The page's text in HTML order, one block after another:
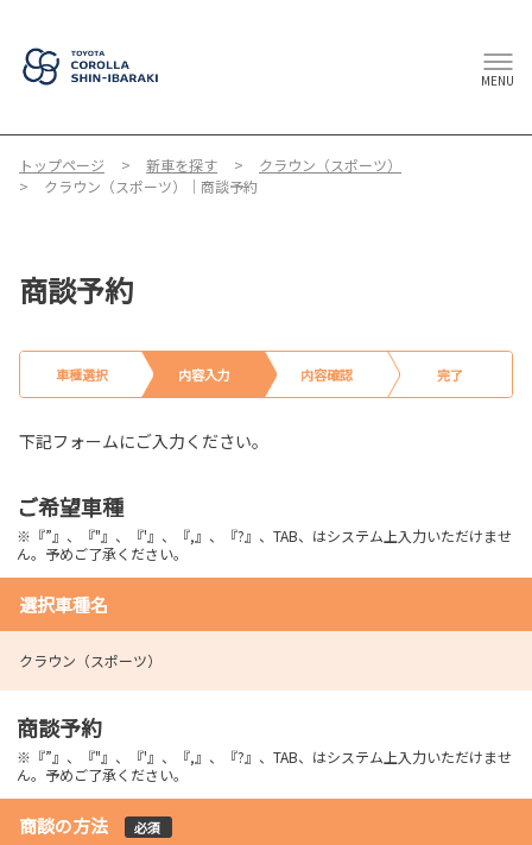
MENU
トップページ 新車を探す
クラウン（スポーツ）
クラウン（スポーツ）｜商談予約
商談予約
車種選択 内容入力 内容確認 完了
下記フォームにご入力ください。
ご希望車種
※『”』、『"』、『'』、『,』、『?』、TAB、はシステム上入力いただけませ
ん。予めご了承ください。
選択車種名
クラウン（スポーツ）
商談予約
※『”』、『"』、『'』、『,』、『?』、TAB、はシステム上入力いただけませ
ん。予めご了承ください。
商談の方法 必須